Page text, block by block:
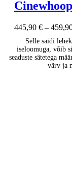
Cinewhoop
445,90 € –
Selle saidi
iseloomuga, võib
seaduste sätetega
värv ja